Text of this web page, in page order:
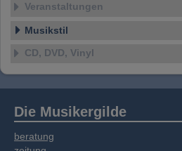
Veranstaltungen
Musikstil
CD, DVD, Vinyl
Die Musikergilde
beratung